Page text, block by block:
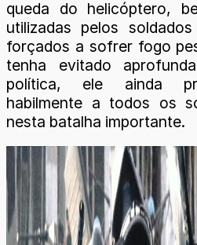
queda do helicóptero,
utilizadas pelos
forçados a sofrer fogo
tenha evitado
política, ele ainda
habilmente a todos os
nesta batalha importante.